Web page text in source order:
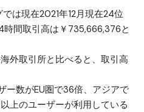
は現在2021年12月現在24位
間取引高は￥735,666,376と
外取引所と比べると、取引高
ー数がEU圏で36倍、アジアで
上のユーザーが利用している